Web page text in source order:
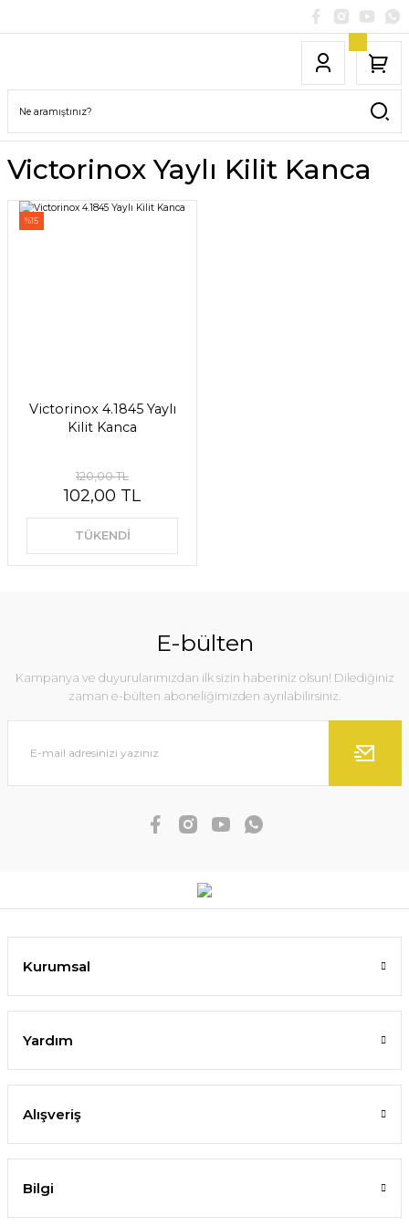
Victorinox Yaylı Kilit Kanca
%15
Victorinox 4.1845 Yaylı
Kilit Kanca
120,00 TL
102,00 TL
TÜKENDİ
E-bülten
Kampanya ve duyurularımızdan ilk sizin haberiniz olsun! Dilediğiniz
zaman e-bülten aboneliğimizden ayrılabilirsiniz.
Kurumsal
Yardım
Alışveriş
Bilgi